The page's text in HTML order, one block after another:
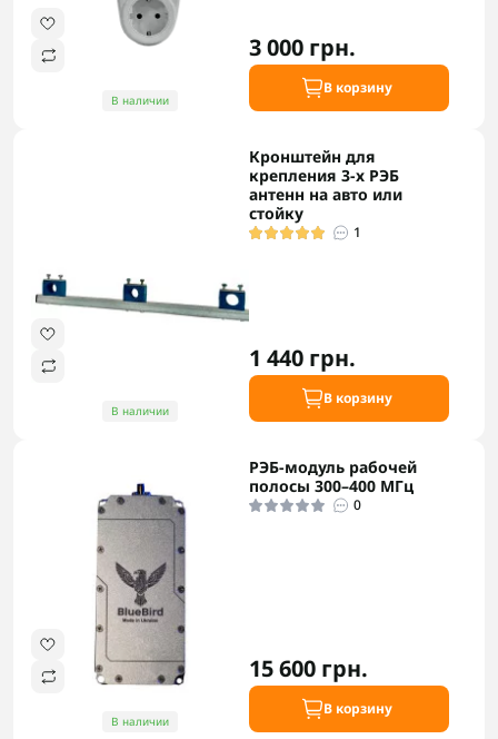
В наличии
3 000 грн.
В корзину
В наличии
Кронштейн для
крепления 3-х РЭБ
антенн на авто или
стойку
1
1 440 грн.
В корзину
В наличии
РЭБ-модуль рабочей
полосы 300–400 МГц
0
15 600 грн.
В корзину